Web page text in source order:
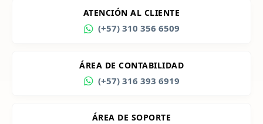
ATENCIÓN AL CLIENTE
(+57) 310 356 6509
ÁREA DE CONTABILIDAD
(+57) 316 393 6919
ÁREA DE SOPORTE